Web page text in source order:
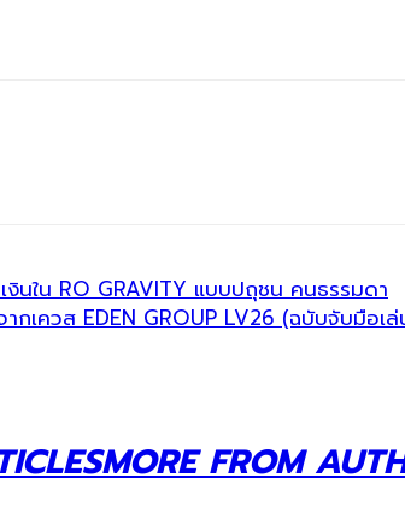
งินใน RO GRAVITY แบบปถุชน คนธรรมดา
กเควส EDEN GROUP LV26 (ฉบับจับมือเล่
MORE FROM